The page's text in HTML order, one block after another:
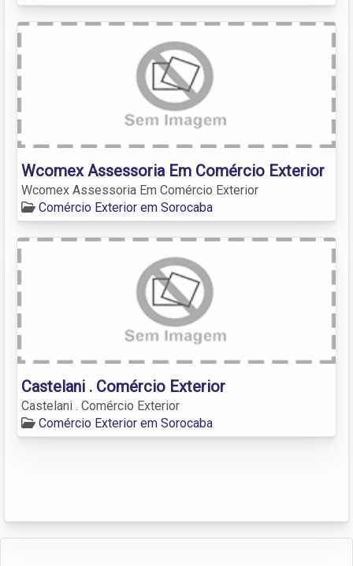
Wcomex Assessoria Em Comércio Exterior
Wcomex Assessoria Em Comércio Exterior
Comércio Exterior em Sorocaba
Castelani . Comércio Exterior
Castelani . Comércio Exterior
Comércio Exterior em Sorocaba